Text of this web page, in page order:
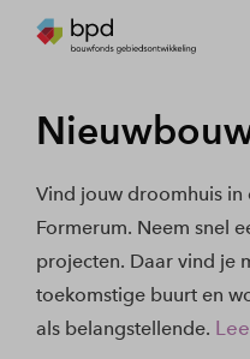
Vind jouw droomhuis
Formerum. Neem snel
projecten. Daar vind je
toekomstige buurt en
als belangstellende.